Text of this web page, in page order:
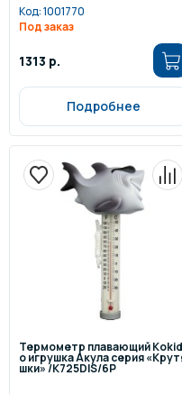
Код:1001770
Под заказ
1313 р.
Подробнее
Термометр плавающий Kokid
o игрушка Акула серия
шки» /K725DIS/6P